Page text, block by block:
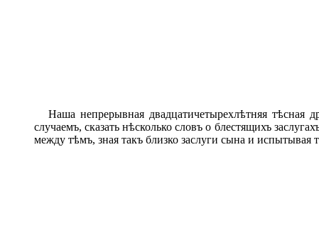
Наша непрерывная двадцатичетырехлѣтняя тѣсная
случаемъ, сказать нѣсколько словъ о блестящихъ
между тѣмъ, зная такъ близко заслуги сына и испытывая